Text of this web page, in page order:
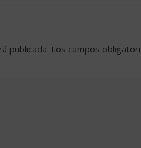
publicada. Los campos